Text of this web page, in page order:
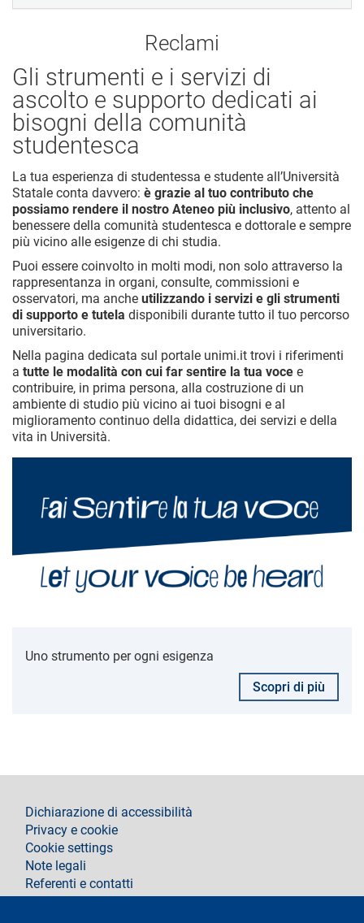
Reclami
Gli strumenti e i servizi di
ascolto e supporto dedicati ai
bisogni della comunità
studentesca
La tua esperienza di studentessa e studente all’Università
Statale conta davvero: è grazie al tuo contributo che
possiamo rendere il nostro Ateneo più inclusivo, attento al
benessere della comunità studentesca e dottorale e sempre
più vicino alle esigenze di chi studia.
Puoi essere coinvolto in molti modi, non solo attraverso la
rappresentanza in organi, consulte, commissioni e
osservatori, ma anche utilizzando i servizi e gli strumenti
di supporto e tutela disponibili durante tutto il tuo percorso
universitario.
Nella pagina dedicata sul portale unimi.it trovi i riferimenti
a tutte le modalità con cui far sentire la tua voce e
contribuire, in prima persona, alla costruzione di un
ambiente di studio più vicino ai tuoi bisogni e al
miglioramento continuo della didattica, dei servizi e della
vita in Università.
Uno strumento per ogni esigenza
Scopri di più
footer
Dichiarazione di accessibilità
Privacy e cookie
Cookie settings
Note legali
Referenti e contatti